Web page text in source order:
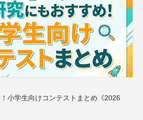
小学生向けコンテストまとめ《2026